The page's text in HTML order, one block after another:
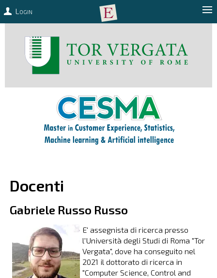
Login
Docenti
Gabriele Russo Russo
E' assegnista di ricerca presso
l'Università degli Studi di Roma "Tor
Vergata", dove ha conseguito nel
2021 il dottorato di ricerca in
"Computer Science, Control and